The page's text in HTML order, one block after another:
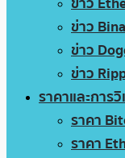
ข่าว
ข่าว
ข่าว
ราคาและการวิ
ราคา
ราคา